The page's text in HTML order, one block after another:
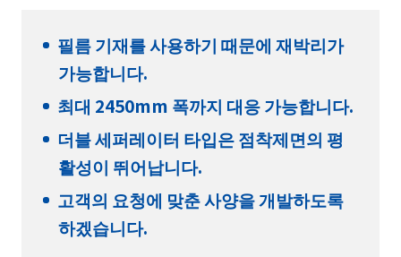
필름 기재를 사용하기 때문에 재박리가
가능합니다.
최대 2450mm 폭까지 대응 가능합니다.
더블 세퍼레이터 타입은 점착제면의 평
활성이 뛰어납니다.
고객의 요청에 맞춘 사양을 개발하도록
하겠습니다.